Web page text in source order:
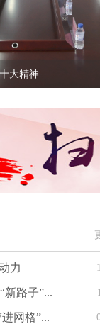
大精神
力
新路子”...
网格”...